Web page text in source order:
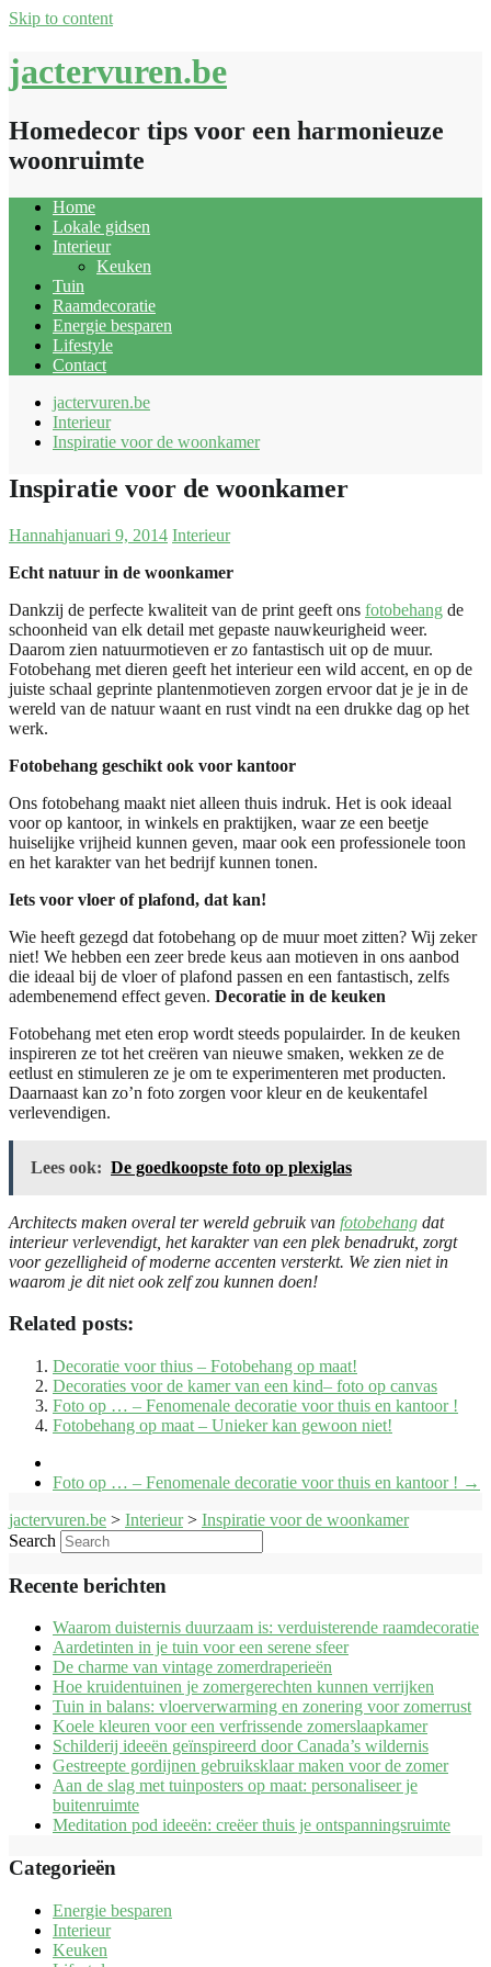
Skip to content
jactervuren.be
Homedecor tips voor een harmonieuze
woonruimte
Home
Lokale gidsen
Interieur
Keuken
Tuin
Raamdecoratie
Energie besparen
Lifestyle
Contact
jactervuren.be
Interieur
Inspiratie voor de woonkamer
Inspiratie voor de woonkamer
Hannahjanuari 9, 2014 Interieur
Echt natuur in de woonkamer
Dankzij de perfecte kwaliteit van de print geeft ons fotobehang de
schoonheid van elk detail met gepaste nauwkeurigheid weer.
Daarom zien natuurmotieven er zo fantastisch uit op de muur.
Fotobehang met dieren geeft het interieur een wild accent, en op de
juiste schaal geprinte plantenmotieven zorgen ervoor dat je je in de
wereld van de natuur waant en rust vindt na een drukke dag op het
werk.
Fotobehang geschikt ook voor kantoor
Ons fotobehang maakt niet alleen thuis indruk. Het is ook ideaal
voor op kantoor, in winkels en praktijken, waar ze een beetje
huiselijke vrijheid kunnen geven, maar ook een professionele toon
en het karakter van het bedrijf kunnen tonen.
Iets voor vloer of plafond, dat kan!
Wie heeft gezegd dat fotobehang op de muur moet zitten? Wij zeker
niet! We hebben een zeer brede keus aan motieven in ons aanbod
die ideaal bij de vloer of plafond passen en een fantastisch, zelfs
adembenemend effect geven. Decoratie in de keuken
Fotobehang met eten erop wordt steeds populairder. In de keuken
inspireren ze tot het creëren van nieuwe smaken, wekken ze de
eetlust en stimuleren ze je om te experimenteren met producten.
Daarnaast kan zo’n foto zorgen voor kleur en de keukentafel
verlevendigen.
Lees ook: De goedkoopste foto op plexiglas
Architects maken overal ter wereld gebruik van fotobehang dat
interieur verlevendigt, het karakter van een plek benadrukt, zorgt
voor gezelligheid of moderne accenten versterkt. We zien niet in
waarom je dit niet ook zelf zou kunnen doen!
Related posts:
Decoratie voor thius – Fotobehang op maat!
Decoraties voor de kamer van een kind– foto op canvas
Foto op … – Fenomenale decoratie voor thuis en kantoor !
Fotobehang op maat – Unieker kan gewoon niet!
Foto op … – Fenomenale decoratie voor thuis en kantoor ! →
jactervuren.be > Interieur> Inspiratie voor de woonkamer
Search
Recente berichten
Waarom duisternis duurzaam is: verduisterende raamdecoratie
Aardetinten in je tuin voor een serene sfeer
De charme van vintage zomerdraperieën
Hoe kruidentuinen je zomergerechten kunnen verrijken
Tuin in balans: vloerverwarming en zonering voor zomerrust
Koele kleuren voor een verfrissende zomerslaapkamer
Schilderij ideeën geïnspireerd door Canada’s wildernis
Gestreepte gordijnen gebruiksklaar maken voor de zomer
Aan de slag met tuinposters op maat: personaliseer je
buitenruimte
Meditation pod ideeën: creëer thuis je ontspanningsruimte
Categorieën
Energie besparen
Interieur
Keuken